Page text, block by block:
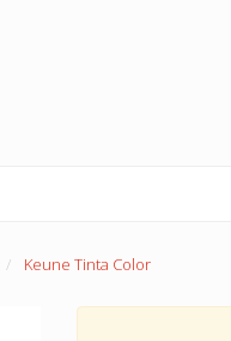
Keune Tinta Color